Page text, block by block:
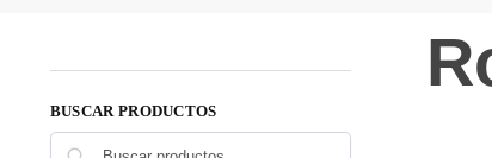
BUSCAR PRODUCTOS